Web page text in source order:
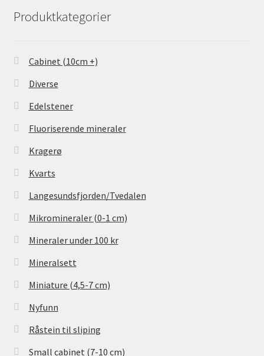
Produktkategorier
Cabinet (10cm +)
Diverse
Edelstener
Fluoriserende mineraler
Kragerø
Kvarts
Langesundsfjorden/Tvedalen
Mikromineraler (0-1 cm)
Mineraler under 100 kr
Mineralsett
Miniature (4,5-7 cm)
Nyfunn
Råstein til sliping
Small cabinet (7-10 cm)